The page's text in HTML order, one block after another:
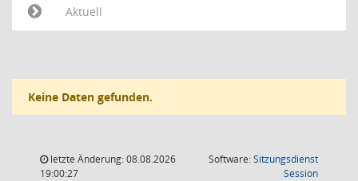
Aktuell
Keine Daten gefunden.
letzte Änderung: 08.08.2026
19:00:27
Software:Sitzungsdienst
Session(Wird in